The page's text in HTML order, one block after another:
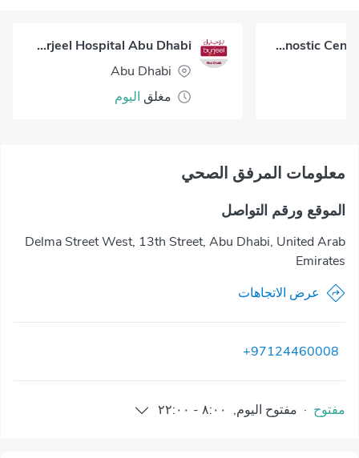
Burjeel Hospital Abu Dhabi
Abu Dhabi
مغلق اليوم
Advanced Cure Diagnostic Center - Al Bateen
معلومات المرفق الصحي
الموقع ورقم التواصل
Delma Street West, 13th Street, Abu Dhabi, United Arab
Emirates
عرض الاتجاهات
+97124460008
مفتوح · مفتوح اليوم, ٨:٠٠ - ٢٢:٠٠